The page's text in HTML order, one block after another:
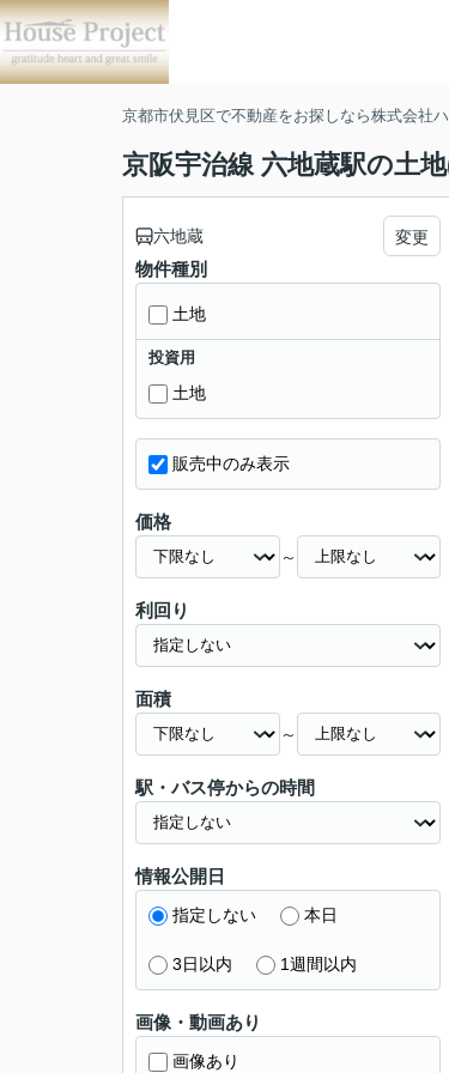
京都市伏見区で不動産をお探しなら株式会社
京阪宇治線 六地蔵駅の土
六地蔵 変更
物件種別
土地
投資用
土地
販売中のみ表示
価格
～
利回り
面積
～
駅・バス停からの時間
情報公開日
指定しない 本日
3日以内 1週間以内
画像・動画あり
画像あり